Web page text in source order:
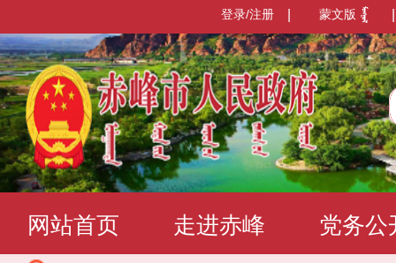
蒙文版
登录/注册
网站首页 走进赤峰 党务公